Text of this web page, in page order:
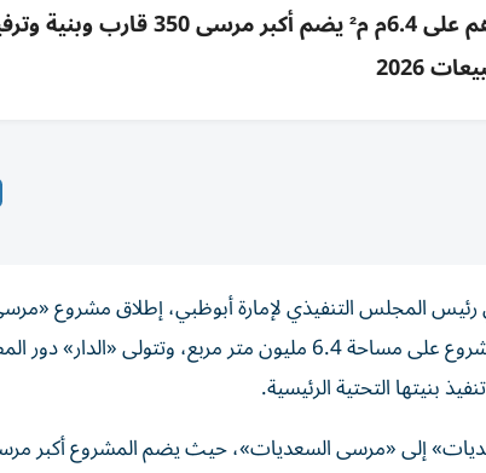
خالد بن محمد يطلق «مرسى السعديات» بـ100 مليار درهم على 6.4م م²
2026
المجلس التنفيذي لإمارة أبوظبي، إطلاق مشروع
السعديات» بقيمة تطويرية إجمالية تبلغ 100 مليار درهم، ويمتد المشروع على مساحة 6.4 مليون متر مربع، وتتولى
بنيتها التحتية الرئيسية.
إلى «مرسى السعديات»، حيث يضم المشروع أكبر